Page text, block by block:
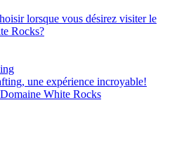
lorsque vous désirez visiter le
Rocks?
une expérience incroyable!
White Rocks